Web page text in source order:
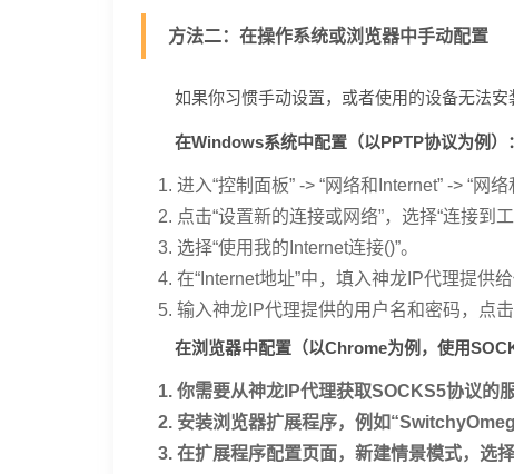
方法二：在操作系统或浏览器中手动配置
如果你习惯手动设置，或者使用的设备无法安
在Windows系统中配置（以PPTP协议为例）：
进入“控制面板” -> “网络和Internet” -> “网络
点击“设置新的连接或网络”，选择“连接到工
选择“使用我的Internet连接()”。
在“Internet地址”中，填入神龙IP代理提供
输入神龙IP代理提供的用户名和密码，点击
在浏览器中配置（以Chrome为例，使用
你需要从神龙IP代理获取SOCKS5协议的
安装浏览器扩展程序，例如
在扩展程序配置页面，新建情景模式，选择